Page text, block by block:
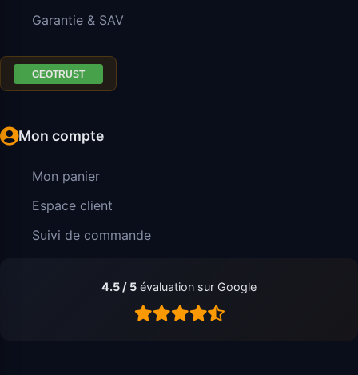
Garantie & SAV
Mon compte
Mon panier
Espace client
Suivi de commande
4.5 / 5 évaluation sur Google